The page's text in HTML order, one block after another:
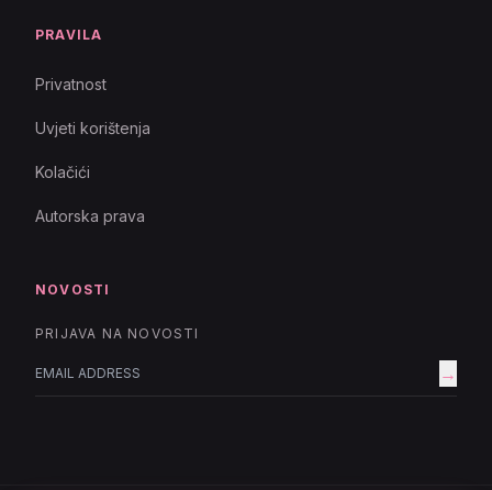
PRAVILA
Privatnost
Uvjeti korištenja
Kolačići
Autorska prava
NOVOSTI
PRIJAVA NA NOVOSTI
→